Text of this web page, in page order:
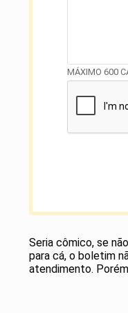
MÁXIMO 600
Seria cômico, se
para cá, o boletim
atendimento.